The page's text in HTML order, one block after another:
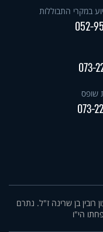
במקרי התבוללות
052-
073-
שופס
073-
בן שרינה ז"ל. נתרם
הי"ו